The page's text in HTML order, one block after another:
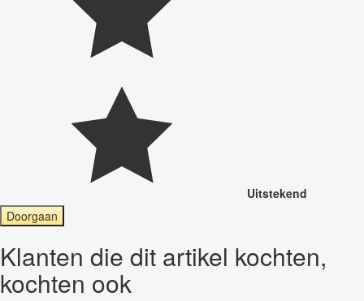
Uitstekend
Doorgaan
Klanten die dit artikel kochten,
kochten ook